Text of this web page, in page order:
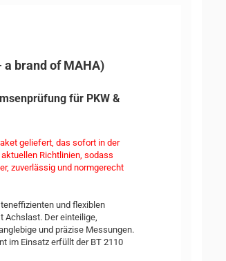
a brand of MAHA)
für PKW &
geliefert, das sofort in der
Richtlinien, sodass
zuverlässig und normgerecht
und flexiblen
Achslast. Der einteilige,
und präzise Messungen.
im Einsatz erfüllt der BT 2110